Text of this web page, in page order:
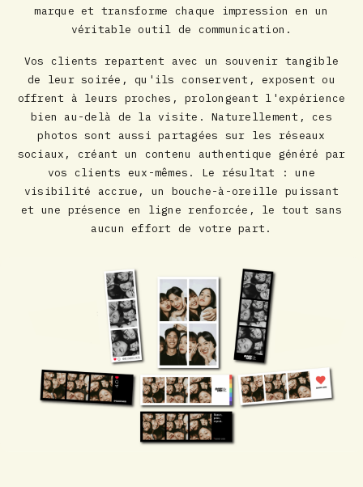
marque et transforme chaque impression en un
véritable outil de communication.
Vos clients repartent avec un souvenir tangible
de leur soirée, qu'ils conservent, exposent ou
offrent à leurs proches, prolongeant l'expérience
bien au-delà de la visite. Naturellement, ces
photos sont aussi partagées sur les réseaux
sociaux, créant un contenu authentique généré par
vos clients eux-mêmes. Le résultat : une
visibilité accrue, un bouche-à-oreille puissant
et une présence en ligne renforcée, le tout sans
aucun effort de votre part.